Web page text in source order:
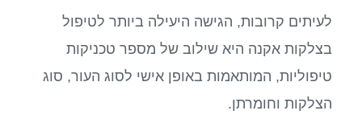
לעיתים קרובות, הגישה היעילה ביותר לטיפול
בצלקות אקנה היא שילוב של מספר טכניקות
טיפוליות, המותאמות באופן אישי לסוג העור, סוג
הצלקות וחומרתן.